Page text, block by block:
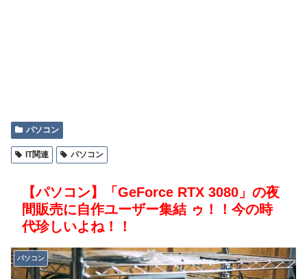
パソコン
IT関連 パソコン
【パソコン】「GeForce RTX 3080」の夜
間販売に自作ユーザー集結 ゥ！！今の時
代珍しいよね！！
パソコン